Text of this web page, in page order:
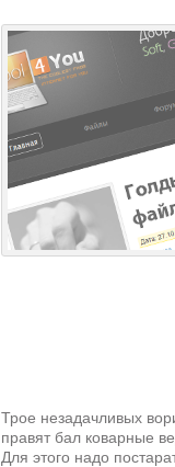
Трое незадачливых
правят бал коварные
Для этого надо